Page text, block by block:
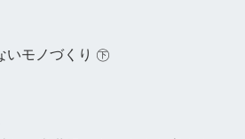
偽りのないモノづくり ㊦